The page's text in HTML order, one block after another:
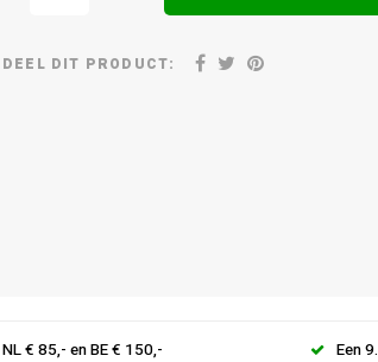
DEEL DIT PRODUCT:
€ 85,- en BE € 150,- Een